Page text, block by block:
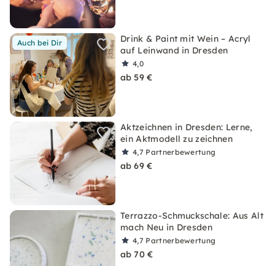
Auch bei Dir
Drink & Paint mit Wein – Acryl
auf Leinwand in Dresden
4,0
ab 59 €
Aktzeichnen in Dresden: Lerne,
ein Aktmodell zu zeichnen
4,7 Partnerbewertung
ab 69 €
Terrazzo-Schmuckschale: Aus Alt
mach Neu in Dresden
4,7 Partnerbewertung
ab 70 €